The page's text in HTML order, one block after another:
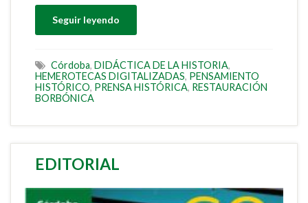
Seguir leyendo
Córdoba, DIDÁCTICA DE LA HISTORIA,
HEMEROTECAS DIGITALIZADAS, PENSAMIENTO
HISTÓRICO, PRENSA HISTÓRICA, RESTAURACIÓN
BORBÓNICA
EDITORIAL